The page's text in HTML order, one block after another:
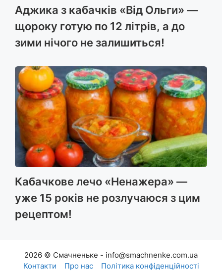
Аджика з кабачків «Від Ольги» —
щороку готую по 12 літрів, а до
зими нічого не залишиться!
Кабачкове лечо «Ненажера» —
уже 15 років не розлучаюся з цим
рецептом!
2026 © Смачненьке - info@smachnenke.com.ua
Контакти
Про нас Політика конфіденційності